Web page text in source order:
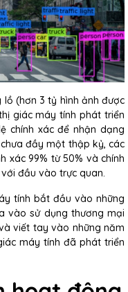
lồ (hơn 3 tỷ hình ảnh được
giác máy tính phát triển
chính xác để nhận dạng
đầy một thập kỷ, các
xác 99% từ 50% và chính
đầu vào trực quan.
tính bắt đầu vào những
vào sử dụng thương mại
viết tay vào những năm
máy tính đã phát triển